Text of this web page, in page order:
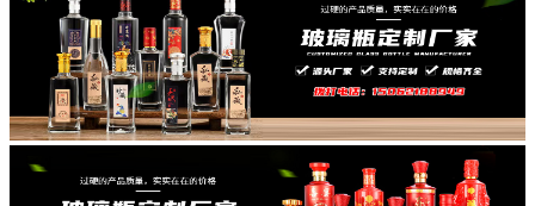
产品展示
新闻动态
生产车间